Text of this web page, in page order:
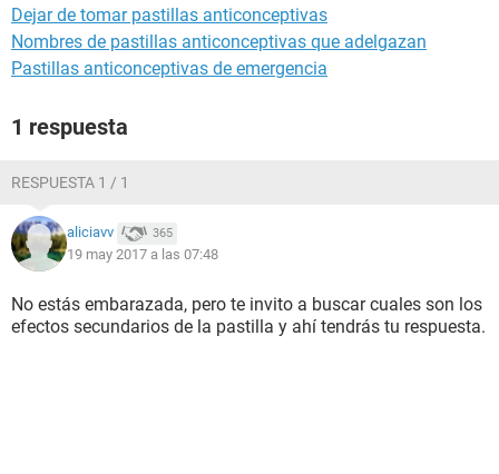
Dejar de tomar pastillas anticonceptivas
Nombres de pastillas anticonceptivas que adelgazan
Pastillas anticonceptivas de emergencia
1 respuesta
RESPUESTA 1 / 1
aliciavv 365
19 may 2017 a las 07:48
No estás embarazada, pero te invito a buscar cuales son los
efectos secundarios de la pastilla y ahí tendrás tu respuesta.